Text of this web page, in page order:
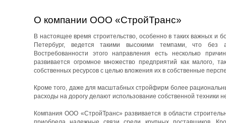
О компании ООО «СтройТранс»
В настоящее время строительство, особенно в таких важных и
Петербург, ведется такими высокими темпами, что без
Востребованности этого направления есть несколько
развивается огромное множество предприятий как малого,
собственных ресурсов с целью вложения их в собственные
Кроме того, даже для масштабных стройфирм более
расходы на дорогу делают использование собственной техники
Компания ООО «СтройТранс» развивается в области